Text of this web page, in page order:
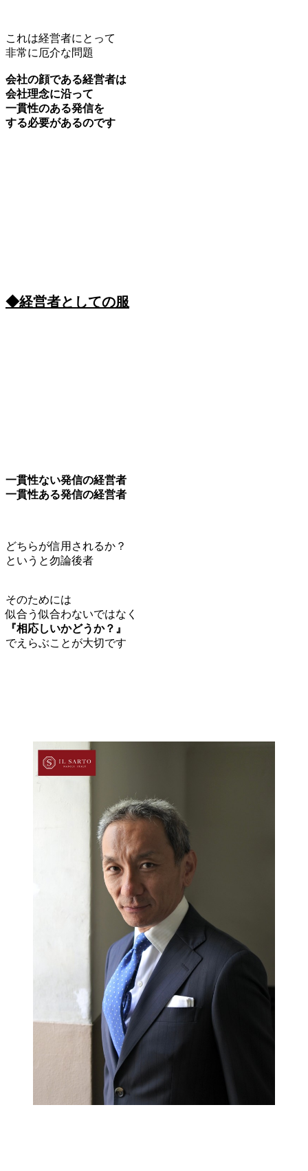
これは経営者にとって
非常に厄介な問題
会社の顔である経営者は
会社理念に沿って
一貫性のある発信を
する必要があるのです
◆経営者としての服
一貫性ない発信の経営者
一貫性ある発信の経営者
どちらが信用されるか？
というと勿論後者
そのためには
似合う似合わないではなく
『相応しいかどうか？』
でえらぶことが大切です